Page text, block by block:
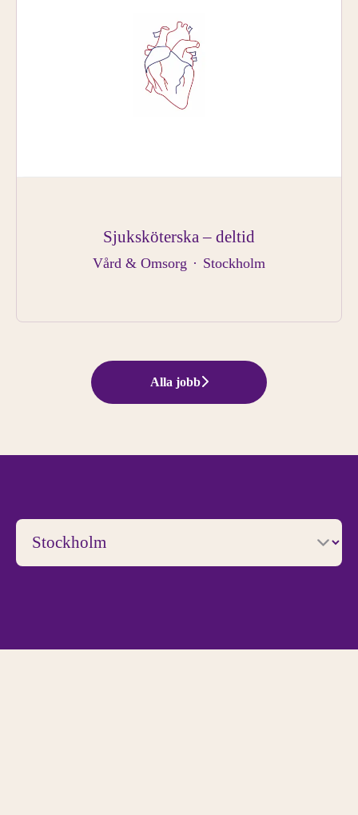
Sjuksköterska – deltid
Vård & Omsorg · Stockholm
Alla jobb